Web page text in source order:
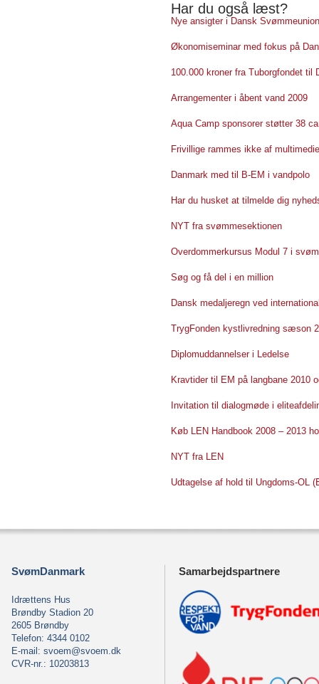
Har du også læst?
Nye ansigter i Dansk
Økonomiseminar med fokus på
100.000 kroner fra Tuborgfondet
Arrangementer i åbent vand 2009
Aqua Camp sponsorer støtter 38
Frivillige rammes ikke af
Danmark med til B-EM i vandpolo
Har du husket at tilmelde dig
NYT fra svømmesektionen
Overdommerkursus Modul 7 i
Søg og få del i en million
Dansk medaljeregn ved
TrygFonden kystlivredning sæson
Diplomuddannelser i Ledelse
Kravtider til EM på langbane 2010
Invitation til dialogmøde i
Køb LEN Handbook 2008 – 2013
NYT fra LEN
Udtagelse af hold til Ungdoms-OL
SvømDanmark
Idrættens Hus
Brøndby Stadion 20
2605 Brøndby
Telefon: 4344 0102
E-mail: svoem@svoem.dk
CVR-nr.: 10203813
Samarbejdspartnere